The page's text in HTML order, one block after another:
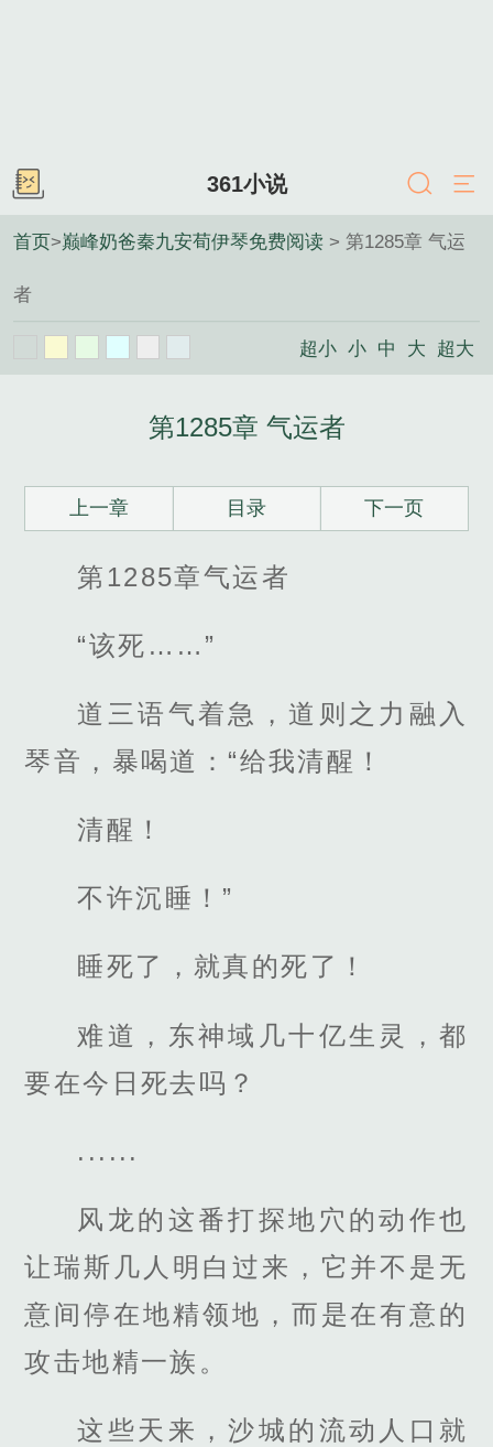
361小说
首页>巅峰奶爸秦九安荀伊琴免费阅读 > 第1285章 气运
者
超小 小 中 大 超大
第1285章 气运者
上一章 目录 下一页
第1285章气运者
“该死……”
道三语气着急，道则之力融入
琴音，暴喝道：“给我清醒！
清醒！
不许沉睡！”
睡死了，就真的死了！
难道，东神域几十亿生灵，都
要在今日死去吗？
......
风龙的这番打探地穴的动作也
让瑞斯几人明白过来，它并不是无
意间停在地精领地，而是在有意的
攻击地精一族。
这些天来，沙城的流动人口就